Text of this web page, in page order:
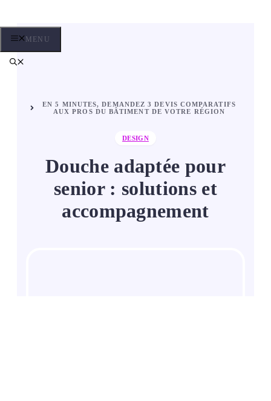
contenu
MENU
EN 5 MINUTES, DEMANDEZ 3 DEVIS COMPARATIFS
AUX PROS DU BÂTIMENT DE VOTRE RÉGION
DESIGN
Douche adaptée pour
senior : solutions et
accompagnement